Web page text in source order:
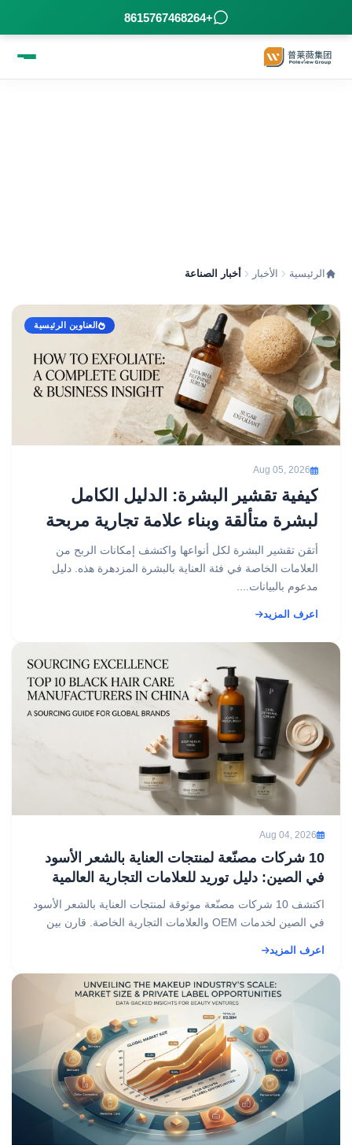
+8615767468264
الرئيسية الأخبار أخبار الصناعة
العناوين الرئيسية
Aug 05, 2026
كيفية تقشير البشرة: الدليل الكامل
لبشرة متألقة وبناء علامة تجارية مربحة
لمنتجات التقشير
أتقن تقشير البشرة لكل أنواعها واكتشف إمكانات الربح من
العلامات الخاصة في فئة العناية بالبشرة المزدهرة هذه. دليل
مدعوم بالبيانات....
اعرف المزيد
Aug 04, 2026
10 شركات مصنّعة لمنتجات العناية بالشعر الأسود
في الصين: دليل توريد للعلامات التجارية العالمية
اكتشف 10 شركات مصنّعة موثوقة لمنتجات العناية بالشعر الأسود
في الصين لخدمات OEM والعلامات التجارية الخاصة. قارن بين
اعرف المزيد